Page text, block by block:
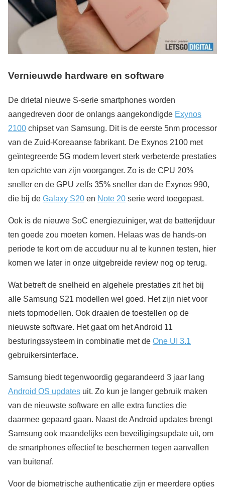
Vernieuwde hardware en software
De drietal nieuwe S-serie smartphones worden
aangedreven door de onlangs aangekondigde Exynos
2100 chipset van Samsung. Dit is de eerste 5nm processor
van de Zuid-Koreaanse fabrikant. De Exynos 2100 met
geïntegreerde 5G modem levert sterk verbeterde prestaties
ten opzichte van zijn voorganger. Zo is de CPU 20%
sneller en de GPU zelfs 35% sneller dan de Exynos 990,
die bij de Galaxy S20 en Note 20 serie werd toegepast.
Ook is de nieuwe SoC energiezuiniger, wat de batterijduur
ten goede zou moeten komen. Helaas was de hands-on
periode te kort om de accuduur nu al te kunnen testen, hier
komen we later in onze uitgebreide review nog op terug.
Wat betreft de snelheid en algehele prestaties zit het bij
alle Samsung S21 modellen wel goed. Het zijn niet voor
niets topmodellen. Ook draaien de toestellen op de
nieuwste software. Het gaat om het Android 11
besturingssysteem in combinatie met de One UI 3.1
gebruikersinterface.
Samsung biedt tegenwoordig gegarandeerd 3 jaar lang
Android OS updates uit. Zo kun je langer gebruik maken
van de nieuwste software en alle extra functies die
daarmee gepaard gaan. Naast de Android updates brengt
Samsung ook maandelijks een beveiligingsupdate uit, om
de smartphones effectief te beschermen tegen aanvallen
van buitenaf.
Voor de biometrische authenticatie zijn er meerdere opties